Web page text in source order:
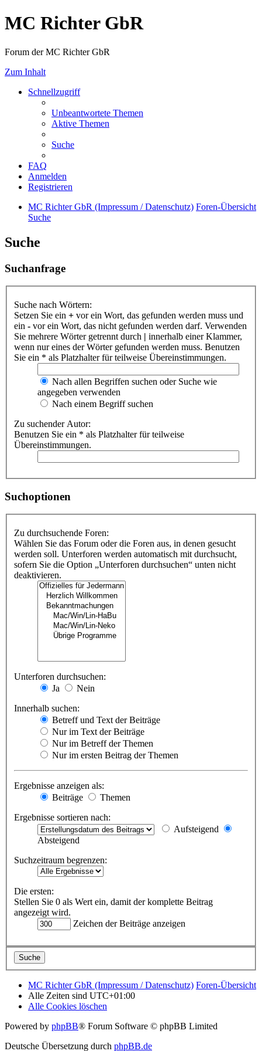
MC Richter GbR
Forum der MC Richter GbR
Zum Inhalt
Schnellzugriff
Unbeantwortete Themen
Aktive Themen
Suche
FAQ
Anmelden
Registrieren
MC Richter GbR (Impressum / Datenschutz) Foren-Übersicht
Suche
Suche
Suchanfrage
Suche nach Wörtern:
Setzen Sie ein + vor ein Wort, das gefunden werden muss und
ein - vor ein Wort, das nicht gefunden werden darf. Verwenden
Sie mehrere Wörter getrennt durch | innerhalb einer Klammer,
wenn nur eines der Wörter gefunden werden muss. Benutzen
Sie ein * als Platzhalter für teilweise Übereinstimmungen.
Nach allen Begriffen suchen oder Suche wie
angegeben verwenden
Nach einem Begriff suchen
Zu suchender Autor:
Benutzen Sie ein * als Platzhalter für teilweise
Übereinstimmungen.
Suchoptionen
Zu durchsuchende Foren:
Wählen Sie das Forum oder die Foren aus, in denen gesucht
werden soll. Unterforen werden automatisch mit durchsucht,
sofern Sie die Option „Unterforen durchsuchen“ unten nicht
deaktivieren.
Unterforen durchsuchen:
Ja
Nein
Innerhalb suchen:
Betreff und Text der Beiträge
Nur im Text der Beiträge
Nur im Betreff der Themen
Nur im ersten Beitrag der Themen
Ergebnisse anzeigen als:
Beiträge
Themen
Ergebnisse sortieren nach:
Aufsteigend
Absteigend
Suchzeitraum begrenzen:
Die ersten:
Stellen Sie 0 als Wert ein, damit der komplette Beitrag
angezeigt wird.
Zeichen der Beiträge anzeigen
MC Richter GbR (Impressum / Datenschutz) Foren-Übersicht
Alle Zeiten sind UTC+01:00
Alle Cookies löschen
Powered by phpBB® Forum Software © phpBB Limited
Deutsche Übersetzung durch phpBB.de